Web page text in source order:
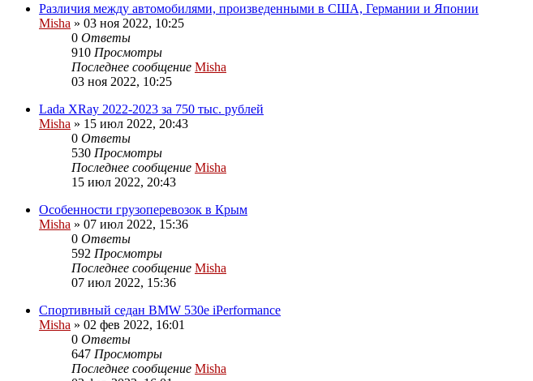
Различия между автомобилями, произведенными в США, Германии и Японии
Misha » 03 ноя 2022, 10:25
0 Ответы
910 Просмотры
Последнее сообщение Misha
03 ноя 2022, 10:25
Lada XRay 2022-2023 за 750 тыс. рублей
Misha » 15 июл 2022, 20:43
0 Ответы
530 Просмотры
Последнее сообщение Misha
15 июл 2022, 20:43
Особенности грузоперевозок в Крым
Misha » 07 июл 2022, 15:36
0 Ответы
592 Просмотры
Последнее сообщение Misha
07 июл 2022, 15:36
Спортивный седан BMW 530e iPerformance
Misha » 02 фев 2022, 16:01
0 Ответы
647 Просмотры
Последнее сообщение Misha